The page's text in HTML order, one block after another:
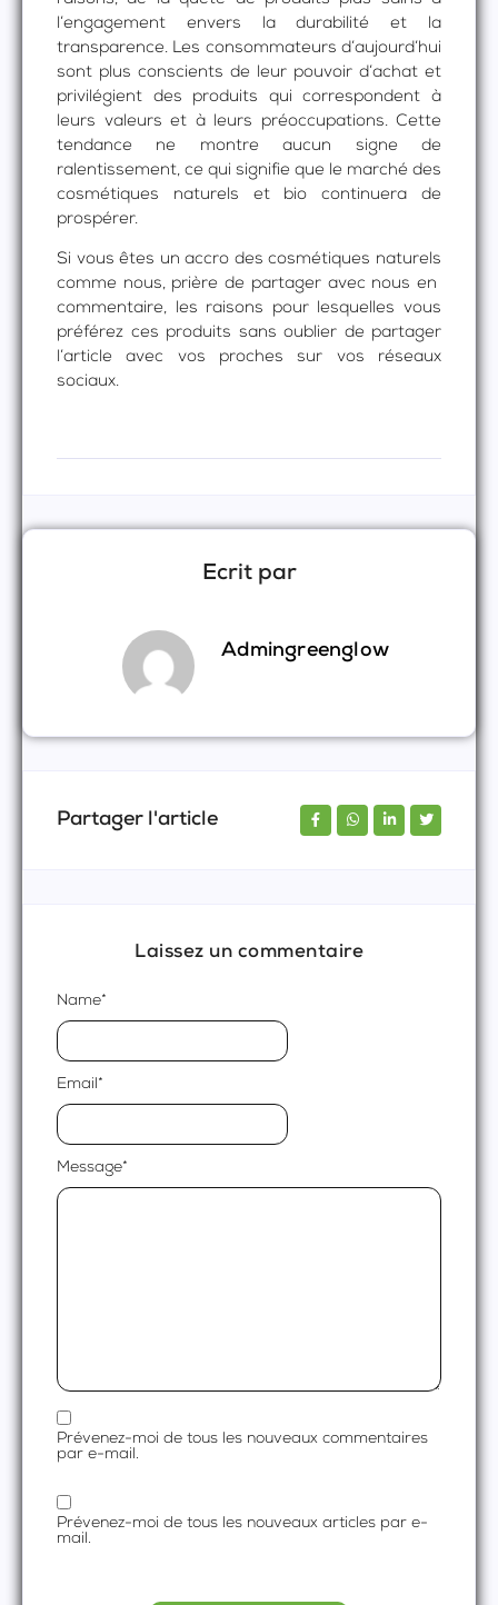
l’engagement envers la durabilité et la
transparence. Les consommateurs d’aujourd’hui
sont plus conscients de leur pouvoir d’achat et
privilégient des produits qui correspondent à
leurs valeurs et à leurs préoccupations. Cette
tendance ne montre aucun signe de
ralentissement, ce qui signifie que le marché des
cosmétiques naturels et bio continuera de
prospérer.
Si vous êtes un accro des cosmétiques naturels
comme nous, prière de partager avec nous en
commentaire, les raisons pour lesquelles vous
préférez ces produits sans oublier de partager
l’article avec vos proches sur vos réseaux
sociaux.
Ecrit par
Admingreenglow
Partager l'article
Laissez un commentaire
Message*
Name*
Email*
Prévenez-moi de tous les nouveaux commentaires
par e-mail.
Prévenez-moi de tous les nouveaux articles par e-
mail.